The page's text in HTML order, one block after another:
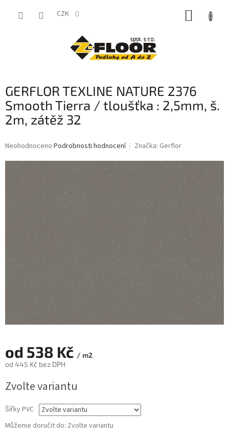
CZK
GERFLOR TEXLINE NATURE 2376
Smooth Tierra / tloušťka : 2,5mm, š.
2m, zátěž 32
Průměrné
produktu
Neohodnoceno Podrobnosti hodnocení Značka: Gerflor
od 538 Kč / m2
od 445 Kč bez DPH
cena:
Zvolte variantu
Šířky PVC
Můžeme doručit do: Zvolte variantu